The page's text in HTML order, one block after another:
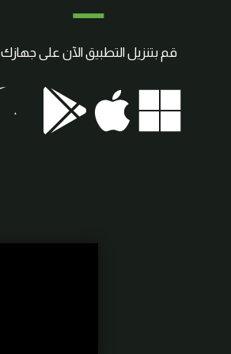
قم بتنزيل التطبيق الآن على جهازك